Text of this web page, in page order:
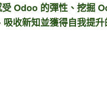
Odoo 的彈性、挖掘
收新知並獲得自我提升